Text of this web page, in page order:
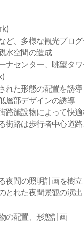
ど、多様な観光プロ
水空間の造成
ナセンター、眺望タ
れた形態の配置を誘導
層部デザインの誘導
路施設物によって快
街路は歩行者中心道
夜間の照明計画を樹
とれた夜間景観の演出
の配置、形態計画